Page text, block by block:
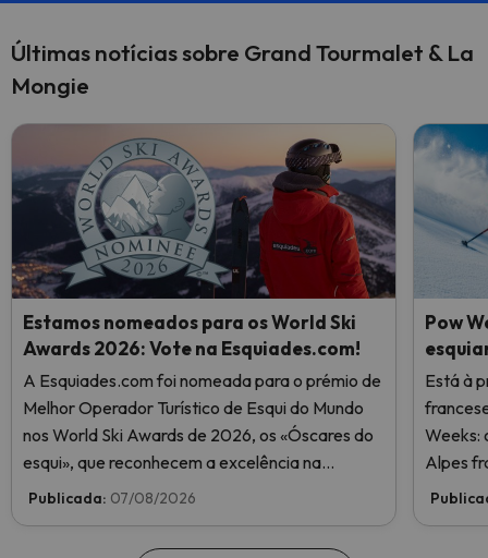
Últimas notícias sobre Grand Tourmalet & La
Mongie
Estamos nomeados para os World Ski
Awards 2026: Vote na Esquiades.com!
A Esquiades.com foi nomeada para o prémio de
Melhor Operador Turístico de Esqui do Mundo
nos World Ski Awards de 2026, os «Óscares do
esqui», que reconhecem a excelência na
indústria do esqui. Vote agora e ajude-nos a
Publicada: 07/08/2026
Pow
Está à
Weeks:
Alpes